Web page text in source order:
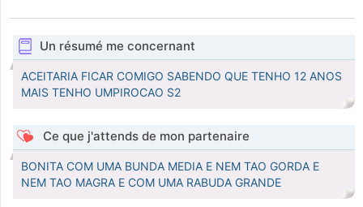
Un résumé me concernant
ACEITARIA FICAR COMIGO SABENDO QUE TENHO 12 ANOS
MAIS TENHO UMPIROCAO S2
Ce que j'attends de mon partenaire
BONITA COM UMA BUNDA MEDIA E NEM TAO GORDA E
NEM TAO MAGRA E COM UMA RABUDA GRANDE